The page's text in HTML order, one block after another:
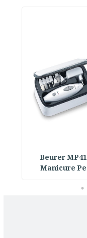
Beurer MP41
Manicure Pe
5